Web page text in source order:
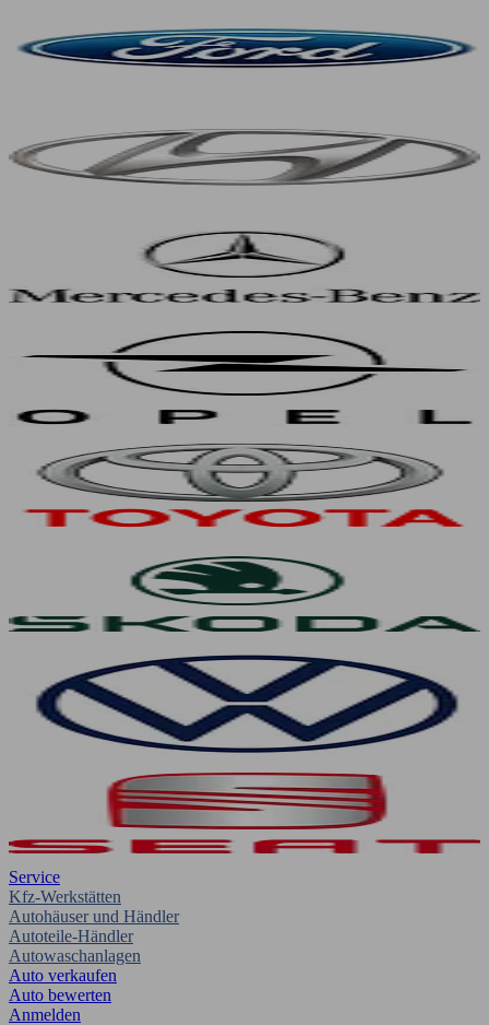
Service
Kfz-Werkstätten
Autohäuser und Händler
Autoteile-Händler
Autowaschanlagen
Auto verkaufen
Auto bewerten
Anmelden